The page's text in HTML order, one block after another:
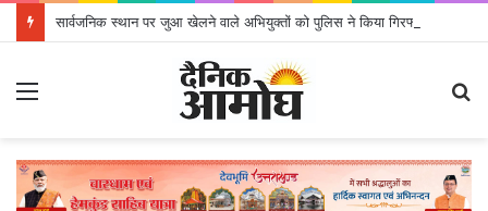
सार्वजनिक स्थान पर जुआ खेलने वाले अभियुक्तों को पुलिस ने किया गिरफ्तार